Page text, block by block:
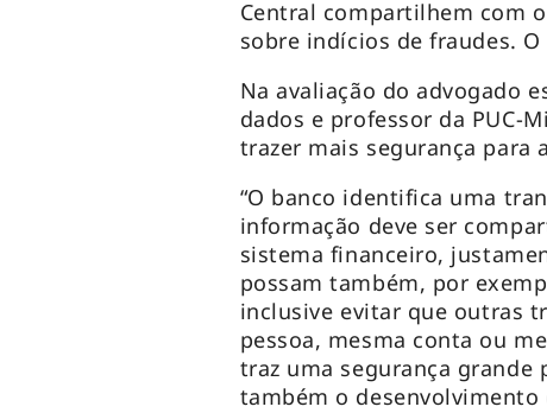
Central compartilhem com
sobre indícios de fraudes.
Na avaliação do advogado
dados e professor da PUC-
trazer mais segurança para
“O banco identifica uma
informação deve ser
sistema financeiro,
possam também, por
inclusive evitar que outras
pessoa, mesma conta ou
traz uma segurança grande
também o desenvolvimento